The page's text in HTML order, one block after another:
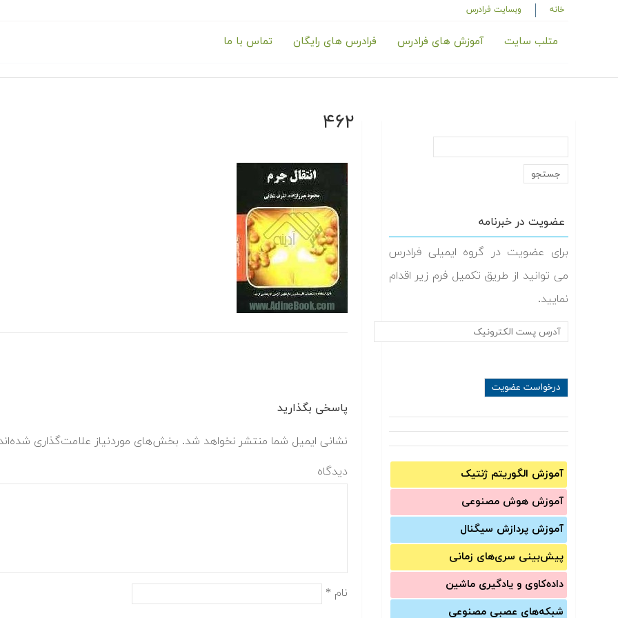
خانه وبسایت فرادرس
متلب سایت آموزش های فرادرس فرادرس های رایگان تماس با ما
عضویت در خبرنامه
برای عضویت در گروه ایمیلی فرادرس
می توانید از طریق تکمیل فرم زیر اقدام
نمایید.
آموزش الگوریتم ژنتیک
آموزش‌ هوش مصنوعی
آموزش‌ پردازش سیگنال
پیش‌‌بینی سری‌‌های زمانی
داده‌کاوی و یادگیری ماشین
شبکه‌های عصبی مصنوعی
۴۶۲
پاسخی بگذارید
نشانی ایمیل شما منتشر نخواهد شد. بخش‌های موردنیاز علامت‌گذاری
دیدگاه
نام *